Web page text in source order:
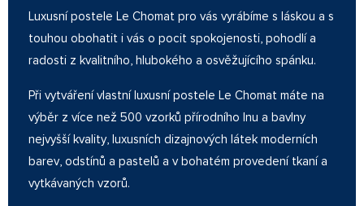
Luxusní postele Le Chomat pro vás vyrábíme s láskou a s
touhou obohatit i vás o pocit spokojenosti, pohodlí a
radosti z kvalitního, hlubokého a osvěžujícího spánku.
Při vytváření vlastní luxusní postele Le Chomat máte na
výběr z více než 500 vzorků přírodního lnu a bavlny
nejvyšší kvality, luxusních dizajnových látek moderních
barev, odstínů a pastelů a v bohatém provedení tkaní a
vytkávaných vzorů.